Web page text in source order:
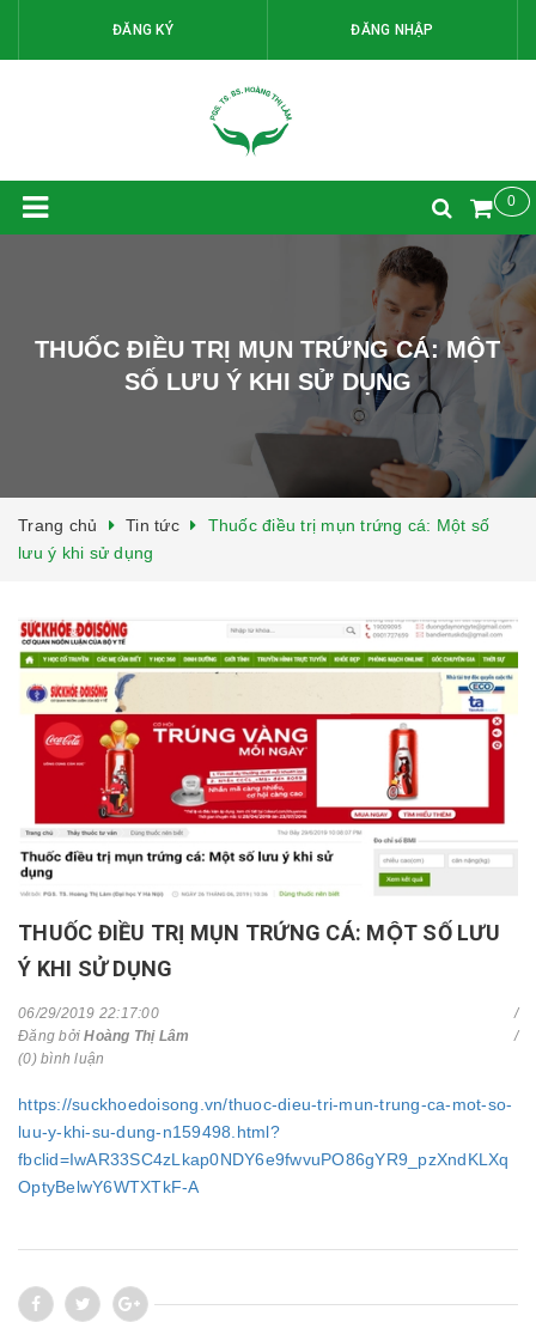
ĐĂNG KÝ ĐĂNG NHẬP
0
THUỐC ĐIỀU TRỊ MỤN TRỨNG CÁ: MỘT
SỐ LƯU Ý KHI SỬ DỤNG
Trang chủ Tin tức
Thuốc điều trị mụn trứng cá: Một số
lưu ý khi sử dụng
THUỐC ĐIỀU TRỊ MỤN TRỨNG CÁ: MỘT SỐ LƯU
Ý KHI SỬ DỤNG
06/29/2019 22:17:00
Đăng bởiHoàng Thị Lâm
(0) bình luận
https://suckhoedoisong.vn/thuoc-dieu-tri-mun-trung-ca-mot-so-
luu-y-khi-su-dung-n159498.html?
fbclid=IwAR33SC4zLkap0NDY6e9fwvuPO86gYR9_pzXndKLXq
OptyBelwY6WTXTkF-A